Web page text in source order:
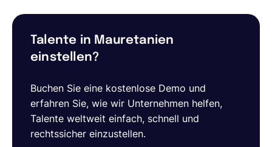
Talente in Mauretanien
einstellen?
Buchen Sie eine kostenlose Demo und
erfahren Sie, wie wir Unternehmen helfen,
Talente weltweit einfach, schnell und
rechtssicher einzustellen.